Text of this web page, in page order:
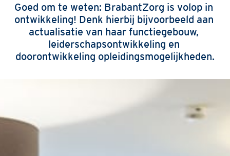
Goed om te weten: BrabantZorg is volop in
ontwikkeling! Denk hierbij bijvoorbeeld aan
actualisatie van haar functiegebouw,
leiderschapsontwikkeling en
doorontwikkeling opleidingsmogelijkheden.